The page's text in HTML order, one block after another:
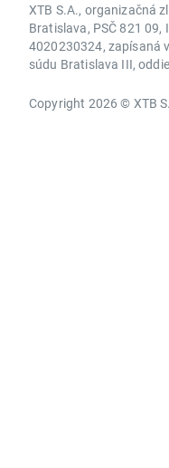
XTB S.A., organizačná
Bratislava, PSČ 821 09,
4020230324, zapísaná
súdu Bratislava III,
Copyright 2026 © XTB